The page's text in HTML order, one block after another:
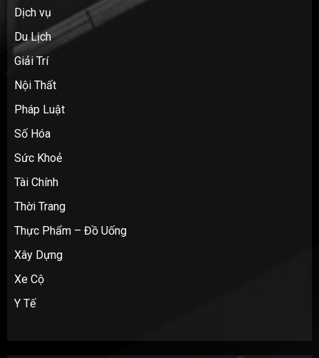
Dịch vụ
Du Lịch
Giải Trí
Nội Thất
Pháp Luật
Số Hóa
Sức Khoẻ
Tài Chính
Thời Trang
Thực Phẩm – Đồ Uống
Xây Dựng
Xe Cộ
Y Tế